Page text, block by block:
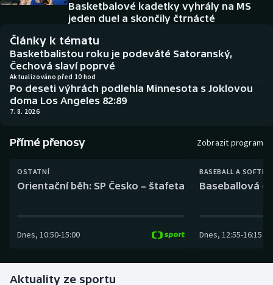
Baseball a softbal
Basketbal
Biatlon
Boby a skeleton
Dostihy
Futsal
Soutěže
Historické návraty
Aplikace ČT sport
AZ kvíz
Basketbalové kadetky vyhrály na MS
jeden duel a skončily čtrnácté
Články k tématu
Basketbalistou roku je podeváté Satoranský,
Čechová slaví poprvé
Aktualizováno před 10 hod
Po deseti výhrách podlehla Minnesota s Joklovou
doma Los Angeles 82:89
7. 8. 2026
Přímé přenosy Zobrazit program
OSTATNÍ
Orientační běh: SP Česko – štafeta
Dnes, 10:50-15:00
BASEBALL A
Baseballová
Dnes, 12:55-16:15
Aktuality ze sportu